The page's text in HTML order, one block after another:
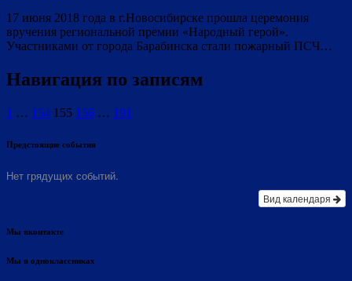
17 июня 2018 года в г.Новосибирске прошла церемония
вручения региональной премии «Народный герой».
Участниками от города Барабинска стали пожарный ПСЧ…
Навигация по записям
1 … 154 155 156 … 191
Предстоящие события
Нет грядущих событий.
Вид календаря
Мы вконтакте
Мы в одноклассниках